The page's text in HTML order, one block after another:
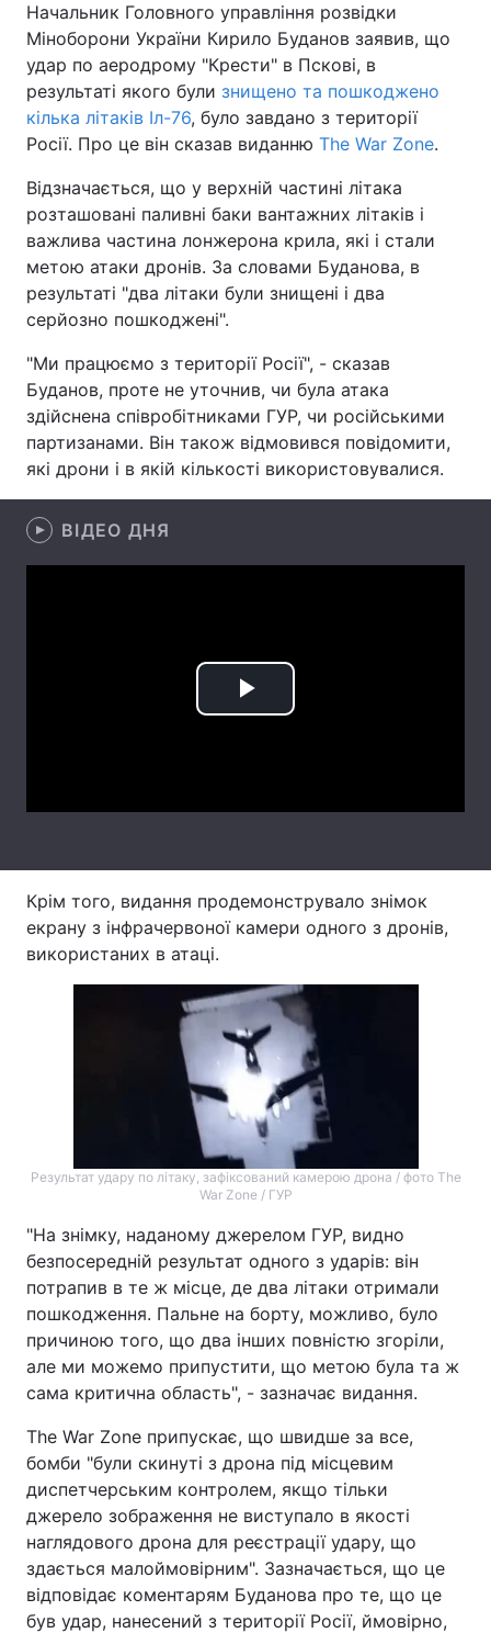
Україна Політика
Економіка Світ
Спорт Наука
Техно і зв'язок Лайт
Зброя Інциденти
Цікавинки
Екологія Регіони
Лонгріди
Інтерв'ю
Тема оформлення
Начальник Головного управління розвідки
Міноборони України Кирило Буданов заявив, що
удар по аеродрому "Крести" в Пскові, в
результаті якого були знищено та пошкоджено
кілька літаків Іл-76, було завдано з території
Росії. Про це він сказав виданню The War Zone.
Відзначається, що у верхній частині літака
розташовані паливні баки вантажних літаків і
важлива частина лонжерона крила, які і стали
метою атаки дронів. За словами Буданова, в
результаті "два літаки були знищені і два
серйозно пошкоджені".
"Ми працюємо з території Росії", - сказав
Буданов, проте не уточнив, чи була атака
здійснена співробітниками ГУР, чи російськими
партизанами. Він також відмовився повідомити,
які дрони і в якій кількості використовувалися.
ВІДЕО ДНЯ
Play
Крім того, видання продемонструвало знімок
екрану з інфрачервоної камери одного з дронів,
використаних в атаці.
Результат удару по літаку, зафіксований камерою дрона / фото The
War Zone / ГУР
"На знімку, наданому джерелом ГУР, видно
безпосередній результат одного з ударів: він
потрапив в те ж місце, де два літаки отримали
пошкодження. Пальне на борту, можливо, було
причиною того, що два інших повністю згоріли,
але ми можемо припустити, що метою була та ж
сама критична область", - зазначає видання.
The War Zone припускає, що швидше за все,
бомби "були скинуті з дрона під місцевим
диспетчерським контролем, якщо тільки
джерело зображення не виступало в якості
наглядового дрона для реєстрації удару, що
здається малоймовірним". Зазначається, що це
відповідає коментарям Буданова про те, що це
був удар, нанесений з території Росії, ймовірно,